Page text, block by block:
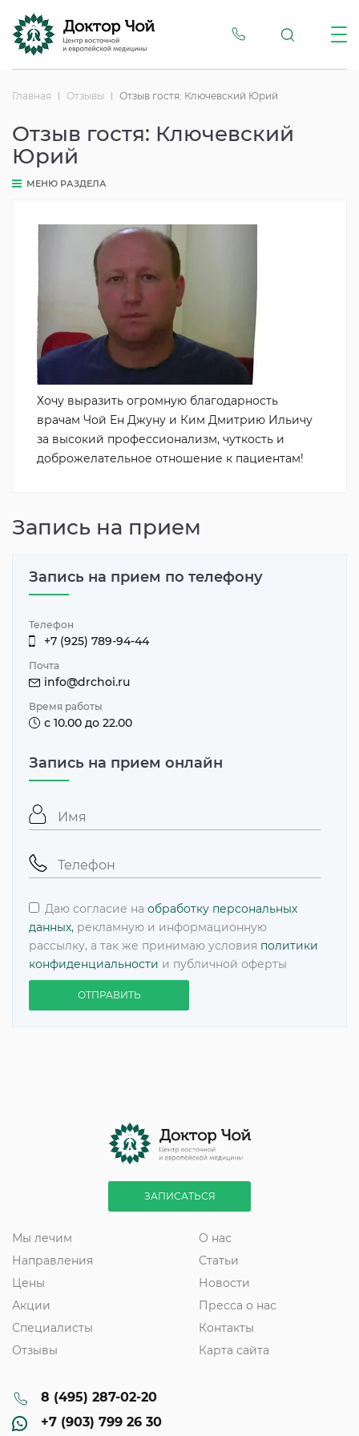
Главная Отзывы Отзыв гостя: Ключевский Юрий
Отзыв гостя: Ключевский
Юрий
МЕНЮ РАЗДЕЛА
Хочу выразить огромную благодарность
врачам Чой Ен Джуну и Ким Дмитрию Ильичу
за высокий профессионализм, чуткость и
доброжелательное отношение к пациентам!
Запись на прием
Запись на прием онлайн
Даю согласие на обработку персональных
данных, рекламную и информационную
рассылку, а так же принимаю условия политики
конфиденциальности и публичной оферты
ОТПРАВИТЬ
Запись на прием по телефону
Телефон
+7 (925) 789-94-44
Почта
info@drchoi.ru
Время работы
с 10.00 до 22.00
ЗАПИСАТЬСЯ
Мы лечим
Направления
Цены
Акции
Специалисты
Отзывы
О нас
Статьи
Новости
Пресса о нас
Контакты
Карта сайта
8 (495) 287-02-20
+7 (903) 799 26 30